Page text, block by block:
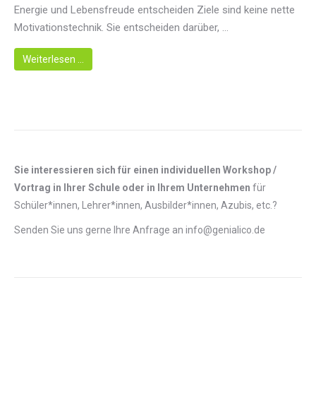
Energie und Lebensfreude entscheiden Ziele sind keine nette
Motivationstechnik. Sie entscheiden darüber, ...
Weiterlesen …
Sie interessieren sich für einen individuellen Workshop /
Vortrag in Ihrer Schule oder in Ihrem Unternehmen für
Schüler*innen, Lehrer*innen, Ausbilder*innen, Azubis, etc.?
Senden Sie uns gerne Ihre Anfrage an info@genialico.de